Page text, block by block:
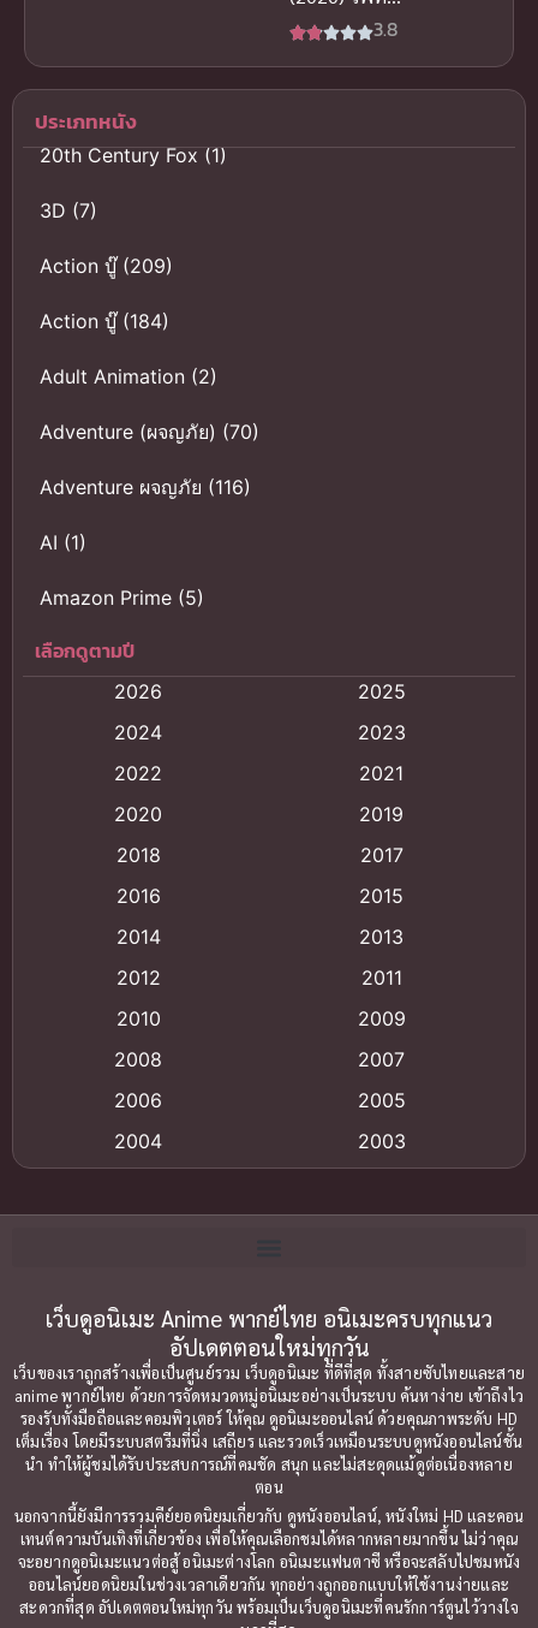
ไทย อนิเมะสุด
ฮิต
ยูไนเต็ด พากย์
3.8
ประเภทหนัง
20th Century Fox(1)
3D (7)
Action บู๊(209)
Action บู๊(184)
Adult Animation (2)
Adventure (ผจญภัย) (70)
Adventure ผจญภัย (116)
AI (1)
Amazon Prime (5)
Anal (ประตูหลัง)
Animation การ์ตูน
Animation อนิเมะ
Animation แอนิเมชัน
(9)
Big tits (นมใหญ่)
Bitch (ผู้หญิงร่าน)
Bondage (ทาส)(1)
Censored (เซ็นเซอร์)(19)
Comedy (ตลก)(79)
Comedy ตลก
Comic Book การ์ตูน(1)
Coming of Age ก้าวพ้นวัย (7)
เลือกดูตามปี
2026
2025
2024
2023
2022
2021
2020
2019
2018
2017
2016
2015
2014
2013
2012
2011
2010
2009
2008
2007
2006
2005
2004
2003
2000
1999
1996
1990
1989
1988
1987
1985
1984
1983
1982
1981
1980
1979
1977
1972
เว็บดูอนิเมะ Anime พากย์ไทย อนิเมะครบทุกแนว
อัปเดตตอนใหม่ทุกวัน
เว็บของเราถูกสร้างเพื่อเป็นศูนย์รวม เว็บดูอนิเมะ ที่ดีที่สุด ทั้งสายซับไทยและสาย
anime พากย์ไทย ด้วยการจัดหมวดหมู่อนิเมะอย่างเป็นระบบ ค้นหาง่าย เข้าถึงไว
รองรับทั้งมือถือและคอมพิวเตอร์ ให้คุณ ดูอนิเมะออนไลน์ ด้วยคุณภาพระดับ HD
เต็มเรื่อง โดยมีระบบสตรีมที่นิ่ง เสถียร และรวดเร็วเหมือนระบบดูหนังออนไลน์ชั้น
นำ ทำให้ผู้ชมได้รับประสบการณ์ที่คมชัด สนุก และไม่สะดุดแม้ดูต่อเนื่องหลาย
ตอน
นอกจากนี้ยังมีการรวมคีย์ยอดนิยมเกี่ยวกับ ดูหนังออนไลน์, หนังใหม่ HD และคอน
เทนต์ความบันเทิงที่เกี่ยวข้อง เพื่อให้คุณเลือกชมได้หลากหลายมากขึ้น ไม่ว่าคุณ
จะอยากดูอนิเมะแนวต่อสู้ อนิเมะต่างโลก อนิเมะแฟนตาซี หรือจะสลับไปชมหนัง
ออนไลน์ยอดนิยมในช่วงเวลาเดียวกัน ทุกอย่างถูกออกแบบให้ใช้งานง่ายและ
สะดวกที่สุด อัปเดตตอนใหม่ทุกวัน พร้อมเป็นเว็บดูอนิเมะที่คนรักการ์ตูนไว้วางใจ